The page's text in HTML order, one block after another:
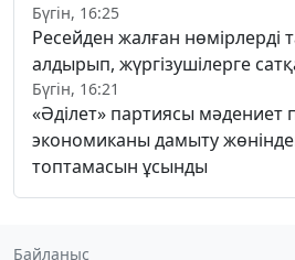
Бүгін, 16:25
Ресейден жалған нөмірлерді
алдырып, жүргізушілерге
Бүгін, 16:21
«Әділет» партиясы мәдениет
экономиканы дамыту
топтамасын ұсынды
Байланыс